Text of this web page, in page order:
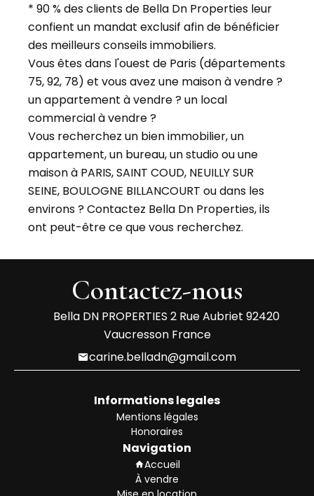
* 90 % des clients de Bella Dn Properties leur
confient un mandat exclusif afin de bénéficier
des meilleurs conseils immobiliers.
Vous êtes dans l'ouest de Paris (départements
75, 92, 78) et vous avez une maison à vendre ?
un appartement à vendre ? un local
commercial à vendre ?
Vous recherchez un bien immobilier, un
appartement, un bureau, un studio ou une
maison à PARIS, SAINT COUD, NEUILLY SUR
SEINE, BOULOGNE BILLANCOURT ou dans les
environs ? Contactez Bella Dn Properties, ils
ont peut-être ce que vous recherchez.
Contactez-nous
Bella DN PROPERTIES 2 Rue Aubriet 92420
Vaucresson France
carine.belladn@gmail.com
Informations legales
Mentions légales
Honoraires
Navigation
Accueil
À vendre